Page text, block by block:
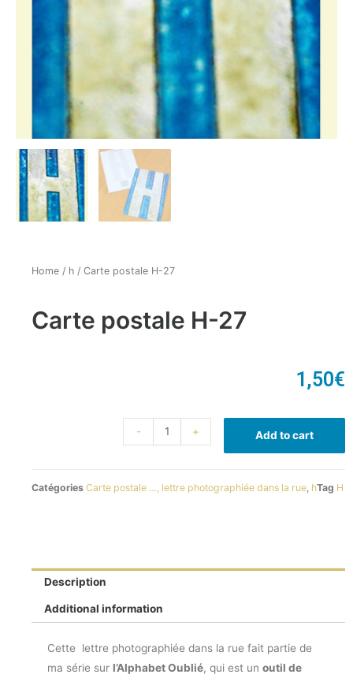
Home / h / Carte postale H-27
Carte postale H-27
1,50€
- + Add to cart
Catégories Carte postale …, lettre photographiée dans la rue hTag H
Description
Additional information
Cette lettre photographiée dans la rue fait partie de
ma série sur l’Alphabet Oublié, qui est un outil de